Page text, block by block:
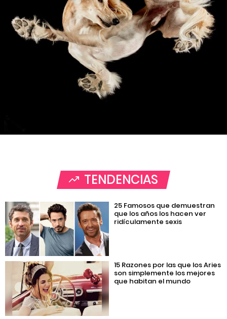
TENDENCIAS
25 Famosos que demuestran
que los años los hacen ver
ridículamente sexis
15 Razones por las que los Aries
son simplemente los mejores
que habitan el mundo